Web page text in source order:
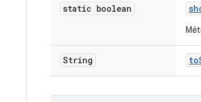
static boolean
String to